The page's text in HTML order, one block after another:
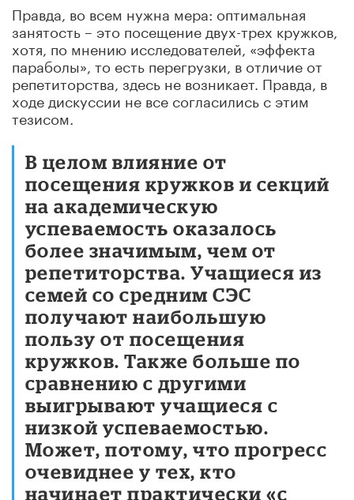
Правда, во всем нужна мера: оптимальная
занятость – это посещение двух-трех кружков,
хотя, по мнению исследователей, «эффекта
параболы», то есть перегрузки, в отличие от
репетиторства, здесь не возникает. Правда, в
ходе дискуссии не все согласились с этим
тезисом.
В целом влияние от
посещения кружков и секций
на академическую
успеваемость оказалось
более значимым, чем от
репетиторства. Учащиеся из
семей со средним СЭС
получают наибольшую
пользу от посещения
кружков. Также больше по
сравнению с другими
выигрывают учащиеся с
низкой успеваемостью.
Может, потому, что прогресс
очевиднее у тех, кто
начинает практически «с